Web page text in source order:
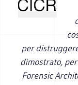
per
dimostrato,
Forensic